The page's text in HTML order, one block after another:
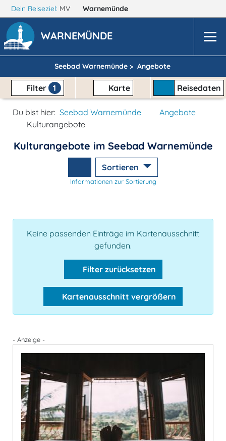
Dein Reiseziel: MV Warnemünde
WARNEMÜNDE
Seebad Warnemünde > Angebote
Filter 1 Karte Reisedaten
Du bist hier: Seebad Warnemünde
Angebote
Kulturangebote
Kulturangebote im Seebad Warnemünde
Sortieren
Informationen zur Sortierung
Keine passenden Einträge im Kartenausschnitt
gefunden.
Filter zurücksetzen
Kartenausschnitt vergrößern
- Anzeige -